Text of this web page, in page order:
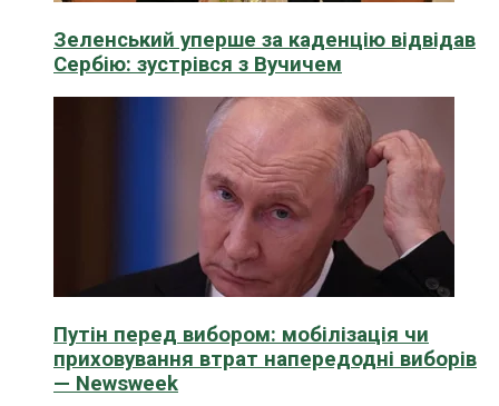
Зеленський уперше за каденцію відвідав
Сербію: зустрівся з Вучичем
Путін перед вибором: мобілізація чи
приховування втрат напередодні виборів
— Newsweek